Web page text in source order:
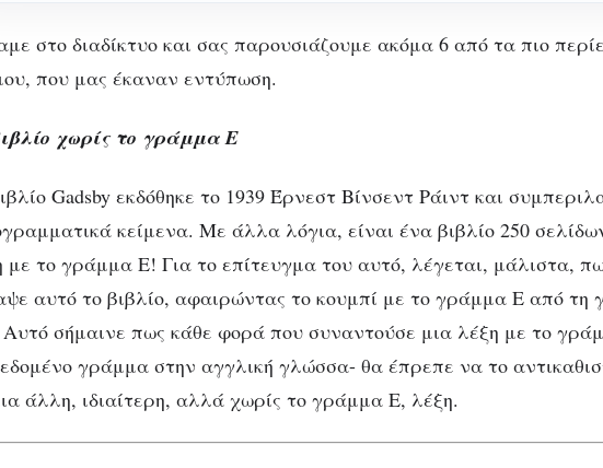
ΒΙΒΛΊΟ
Τα πιο περίεργα
του κόσμου (part 2)
στο διαδίκτυο και σας παρουσιάζουμε ακόμα 6 από τα πιο
που μας έκαναν εντύπωση.
χωρίς το γράμμα Ε
Gadsby εκδόθηκε το 1939 Έρνεστ Βίνσεντ Ράιντ και
κείμενα. Με άλλα λόγια, είναι ένα βιβλίο 250
με το γράμμα Ε! Για το επίτευγμα του αυτό, λέγεται, μάλιστα,
αυτό το βιβλίο, αφαιρώντας το κουμπί με το γράμμα Ε από τη
σήμαινε πως κάθε φορά που συναντούσε μια λέξη με το
γράμμα στην αγγλική γλώσσα- θα έπρεπε να το
άλλη, ιδιαίτερη, αλλά χωρίς το γράμμα Ε, λέξη.